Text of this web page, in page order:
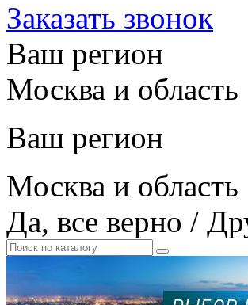
Заказать звонок
Ваш регион
Москва и область
Ваш регион
Москва и область
Да, все верно /